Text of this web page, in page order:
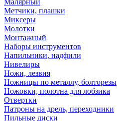
Малярный
Метчики, плашки
Миксеры
Молотки
Монтажный
Наборы инструментов
Напильники, надфили
Нивелиры
Ножи, лезвия
Ножницы по металлу, болторезы
Ножовки, полотна для лобзика
Отвертки
Патроны на дрель, переходники
Пильные диски